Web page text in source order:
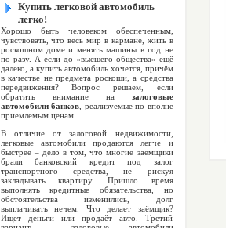
Купить легковой автомобиль
легко!
Хорошо быть человеком обеспеченным,
чувствовать, что весь мир в кармане, жить в
роскошном доме и менять машины в год не
по разу. А если до «высшего общества» ещё
далеко, а купить автомобиль хочется, причём
в качестве не предмета роскоши, а средства
передвижения? Вопрос решаем, если
обратить внимание на залоговые
автомобили банков , реализуемые по вполне
приемлемым ценам.
В отличие от залоговой недвижимости,
легковые автомобили продаются легче и
быстрее – дело в том, что многие заёмщики
брали банковский кредит под залог
транспортного средства, не рискуя
закладывать квартиру. Пришло время
выполнять кредитные обязательства, но
обстоятельства изменились, долг
выплачивать нечем. Что делает заёмщик?
Ищет деньги или продаёт авто. Третий